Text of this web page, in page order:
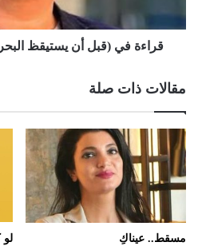
قراءة في (قبل أن يستيقظ
مقالات ذات صلة
مسقط.. عيناكِ